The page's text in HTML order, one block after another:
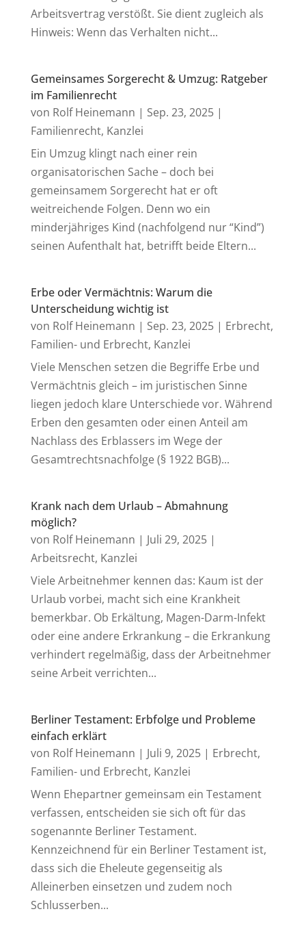
Arbeitsvertrag verstößt. Sie dient zugleich als
Hinweis: Wenn das Verhalten nicht...
Gemeinsames Sorgerecht & Umzug: Ratgeber
im Familienrecht
von Rolf Heinemann | Sep. 23, 2025|
Familienrecht, Kanzlei
Ein Umzug klingt nach einer rein
organisatorischen Sache – doch bei
gemeinsamem Sorgerecht hat er oft
weitreichende Folgen. Denn wo ein
minderjähriges Kind (nachfolgend nur “Kind”)
seinen Aufenthalt hat, betrifft beide Eltern...
Erbe oder Vermächtnis: Warum die
Unterscheidung wichtig ist
von Rolf Heinemann | Sep. 23, 2025| Erbrecht,
Familien- und Erbrecht, Kanzlei
Viele Menschen setzen die Begriffe Erbe und
Vermächtnis gleich – im juristischen Sinne
liegen jedoch klare Unterschiede vor. Während
Erben den gesamten oder einen Anteil am
Nachlass des Erblassers im Wege der
Gesamtrechtsnachfolge (§ 1922 BGB)...
Krank nach dem Urlaub – Abmahnung
möglich?
von Rolf Heinemann | Juli 29, 2025|
Arbeitsrecht, Kanzlei
Viele Arbeitnehmer kennen das: Kaum ist der
Urlaub vorbei, macht sich eine Krankheit
bemerkbar. Ob Erkältung, Magen-Darm-Infekt
oder eine andere Erkrankung – die Erkrankung
verhindert regelmäßig, dass der Arbeitnehmer
seine Arbeit verrichten...
Berliner Testament: Erbfolge und Probleme
einfach erklärt
von Rolf Heinemann | Juli 9, 2025| Erbrecht,
Familien- und Erbrecht, Kanzlei
Wenn Ehepartner gemeinsam ein Testament
verfassen, entscheiden sie sich oft für das
sogenannte Berliner Testament.
Kennzeichnend für ein Berliner Testament ist,
dass sich die Eheleute gegenseitig als
Alleinerben einsetzen und zudem noch
Schlusserben...